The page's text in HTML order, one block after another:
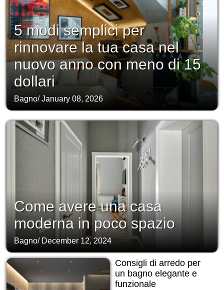
5 modi semplici per
rinnovare la tua casa nel
nuovo anno con meno di 15
dollari
Bagno/January 08, 2026
Come avere una casa
moderna in poco spazio
Bagno/ December 12, 2024
Consigli di arredo per
un bagno elegante e
funzionale